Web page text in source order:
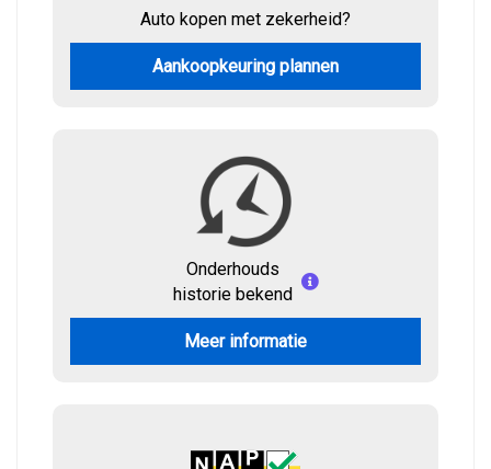
Auto kopen met zekerheid?
Aankoopkeuring plannen
Onderhouds
historie bekend
Meer informatie